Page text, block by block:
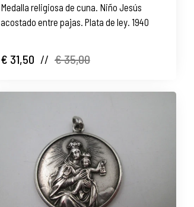
Medalla religiosa de cuna. Niño Jesús
acostado entre pajas. Plata de ley. 1940
€ 31,50 // € 35,00